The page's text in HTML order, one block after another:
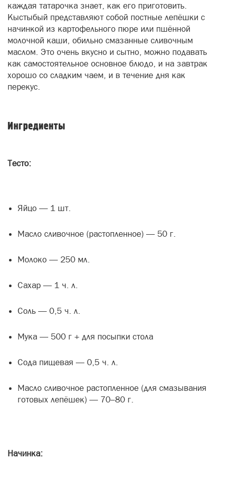
каждая татарочка знает, как его приготовить.
Кыстыбый представляют собой постные лепёшки с
начинкой из картофельного пюре или пшённой
молочной каши, обильно смазанные сливочным
маслом. Это очень вкусно и сытно, можно подавать
как самостоятельное основное блюдо, и на завтрак
хорошо со сладким чаем, и в течение дня как
перекус.
Ингредиенты
Тесто:
Яйцо — 1 шт.
Масло сливочное (растопленное) — 50 г.
Молоко — 250 мл.
Сахар — 1 ч. л.
Соль — 0,5 ч. л.
Мука — 500 г + для посыпки стола
Сода пищевая — 0,5 ч. л.
Масло сливочное растопленное (для смазывания
готовых лепёшек) — 70–80 г.
Начинка: